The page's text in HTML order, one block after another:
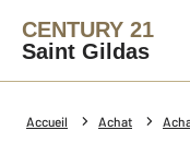
CENTURY 21
Saint Gildas
Accueil Achat